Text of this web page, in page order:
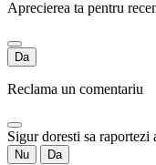
Aprecierea ta pentru
Da
Reclama un comentariu
Sigur doresti sa raportezi
Nu Da